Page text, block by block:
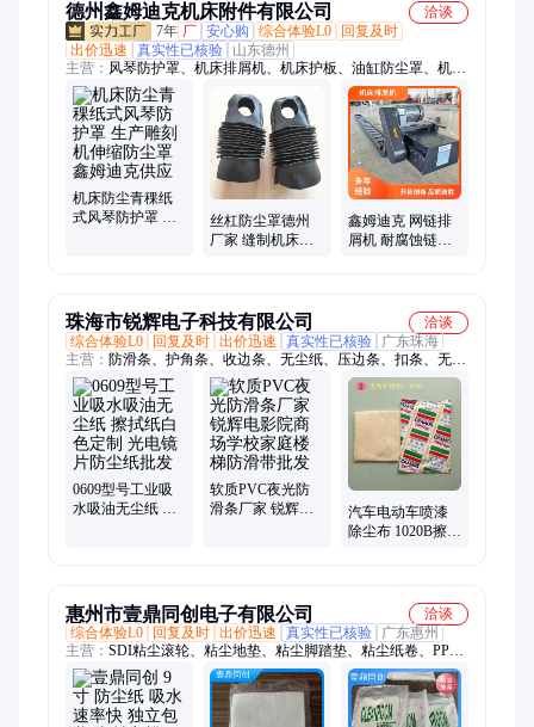
德州鑫姆迪克机床附件有限公司
洽谈
7年 厂 安心购 综合体验L0
回复及时
出价迅速
真实性已核验
山东德州
主营： 风琴防护罩、机床排屑机、机床护板、油缸防尘罩、机床
刮屑板、机床冷却管、拖链、刮屑板、机床灯、机床防护罩、钢
制拖链、机床排削机、集屑车、钢板防护罩、车床排屑机、机床
排屑器、机床外防护、风琴罩、排屑机、机床外壳、塑料拖链、
帆布软连接、铁屑车、丝杆防护罩
机床防尘青稞纸
式风琴防护罩 生
丝杠防尘罩德州
厂家 缝制机床丝
鑫姆迪克 网链排
屑机 耐腐蚀链板
珠海市锐辉电子科技有限公司
洽谈
综合体验L0
回复及时 出价迅速 真实性已核验
广东珠海
主营： 防滑条、护角条、收边条、无尘纸、压边条、扣条、无尘
布、鞋套机 鞋套、粘尘布、PVC帘、防静电服、防静电鞋、手
指套、防护手套、粘尘地垫、粘尘棒、粘尘滚轮、粘尘滚筒、防
静电毛刷
0609型号工业吸
水吸油无尘纸 擦
软质PVC夜光防
滑条厂家 锐辉电
汽车电动车喷漆
除尘布 1020B擦拭
惠州市壹鼎同创电子有限公司
洽谈
综合体验L0
回复及时 出价迅速 真实性已核验
广东惠州
主营： SDI粘尘滚轮、粘尘地垫、粘尘脚踏垫、粘尘纸卷、PP免
刀粘尘纸卷、工业擦拭纸、无尘纸、点断大卷纸、白色无尘布、
刮胶、感光胶、丝印对位膜、胶带、试印膜、PU手套、吸油
棉、干燥剂、PE粘尘滚筒、SDI蓝色静电滚轮、丝印膜、粘尘